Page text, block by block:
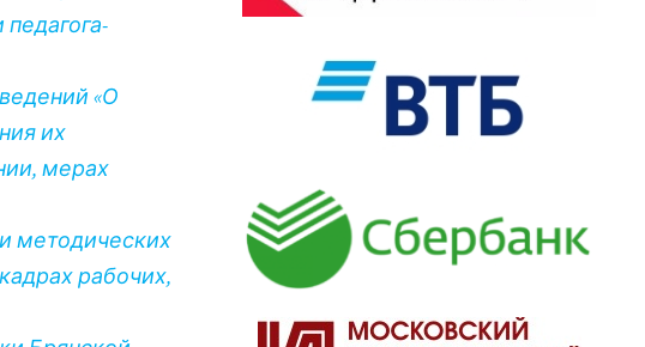
«О
их
мерах
методических
рабочих,